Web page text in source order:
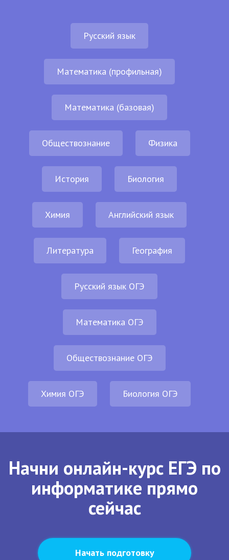
Русский язык
Математика (профильная)
Математика (базовая)
Обществознание Физика
История Биология
Химия Английский язык
Литература География
Русский язык ОГЭ
Математика ОГЭ
Обществознание ОГЭ
Химия ОГЭ Биология ОГЭ
Начни онлайн-курс ЕГЭ по
информатике прямо
сейчас
Начать подготовку